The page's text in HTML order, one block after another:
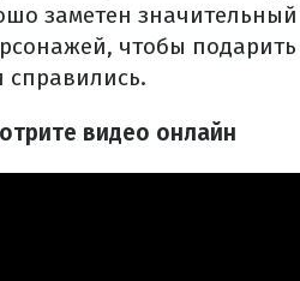
заметен
чтобы
справились.
видео онлайн